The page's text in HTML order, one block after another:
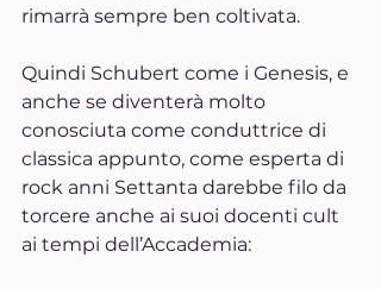
rimarrà sempre ben coltivata.
Quindi Schubert come i Genesis, e
anche se diventerà molto
conosciuta come conduttrice di
classica appunto, come esperta di
rock anni Settanta darebbe filo da
torcere anche ai suoi docenti cult
ai tempi dell’Accademia: